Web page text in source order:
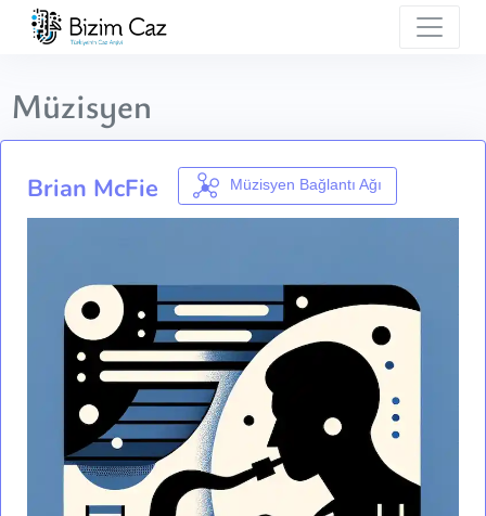
Müzisyen
Brian McFie Müzisyen Bağlantı Ağı